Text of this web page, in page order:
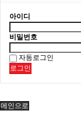
아이디
비밀번호
자동로그인
로그인
메인으로